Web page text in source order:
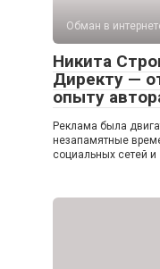
Обман в
Никита
Директу —
опыту
Реклама была
незапамятные
социальных сетей и